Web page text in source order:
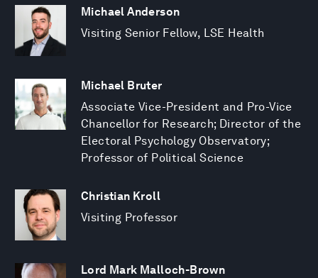
Michael Anderson
Visiting Senior Fellow, LSE Health
Michael Bruter
Associate Vice-President and Pro-Vice
Chancellor for Research; Director of the
Electoral Psychology Observatory;
Professor of Political Science
Christian Kroll
Visiting Professor
Lord Mark Malloch-Brown